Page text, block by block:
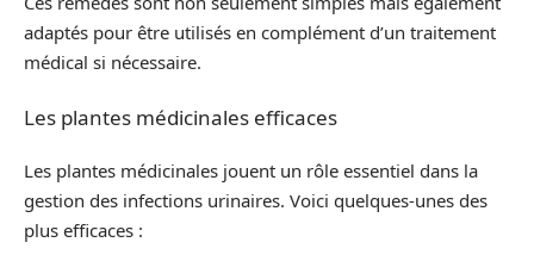
adaptés pour être utilisés en complément d’un traitement
médical si nécessaire.
Les plantes médicinales efficaces
Les plantes médicinales jouent un rôle essentiel dans la
gestion des infections urinaires. Voici quelques-unes des
plus efficaces :